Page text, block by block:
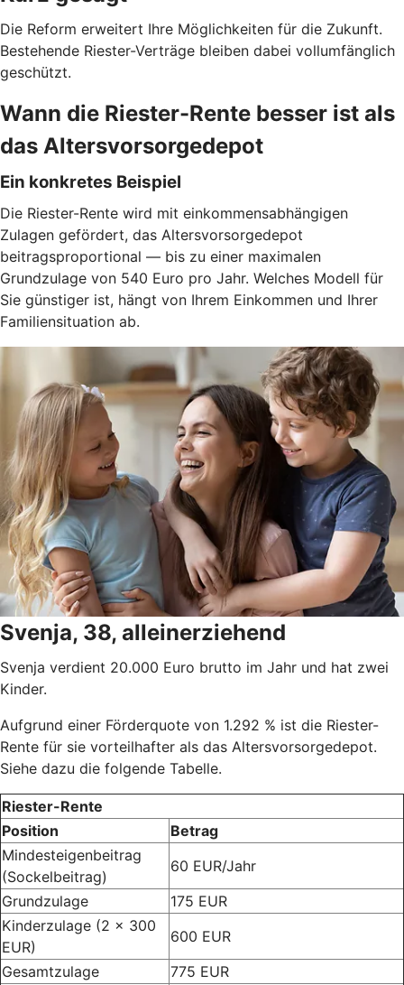
Die Reform erweitert Ihre Möglichkeiten für die Zukunft.
Bestehende Riester-Verträge bleiben dabei vollumfänglich
geschützt.
Wann die Riester-Rente besser ist als
das Altersvorsorgedepot
Ein konkretes Beispiel
Die Riester-Rente wird mit einkommensabhängigen
Zulagen gefördert, das Altersvorsorgedepot
beitragsproportional — bis zu einer maximalen
Grundzulage von 540 Euro pro Jahr. Welches Modell für
Sie günstiger ist, hängt von Ihrem Einkommen und Ihrer
Familiensituation ab.
Svenja, 38, alleinerziehend
Svenja verdient 20.000 Euro brutto im Jahr und hat zwei
Kinder.
Aufgrund einer Förderquote von 1.292 % ist die Riester-
Rente für sie vorteilhafter als das Altersvorsorgedepot.
Siehe dazu die folgende Tabelle.
Riester-Rente
Position
Betrag
Mindesteigenbeitrag
(Sockelbeitrag)
60 EUR/Jahr
Grundzulage
175 EUR
Kinderzulage (2 x 300
EUR)
600 EUR
Gesamtzulage
775 EUR